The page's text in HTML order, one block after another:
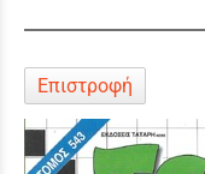
Επιστροφή